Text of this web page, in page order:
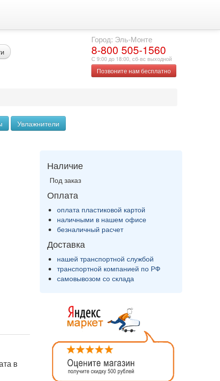
Город: Эль-Монте
8-800 505-1560
С 9:00 до 18:00, сб-вс выходной
Позвоните нам бесплатно
Увлажнители
в
Наличие
Под заказ
Оплата
оплата пластиковой картой
наличными в нашем офисе
безналичный расчет
Доставка
нашей транспортной службой
транспортной компанией по РФ
самовывозом со склада